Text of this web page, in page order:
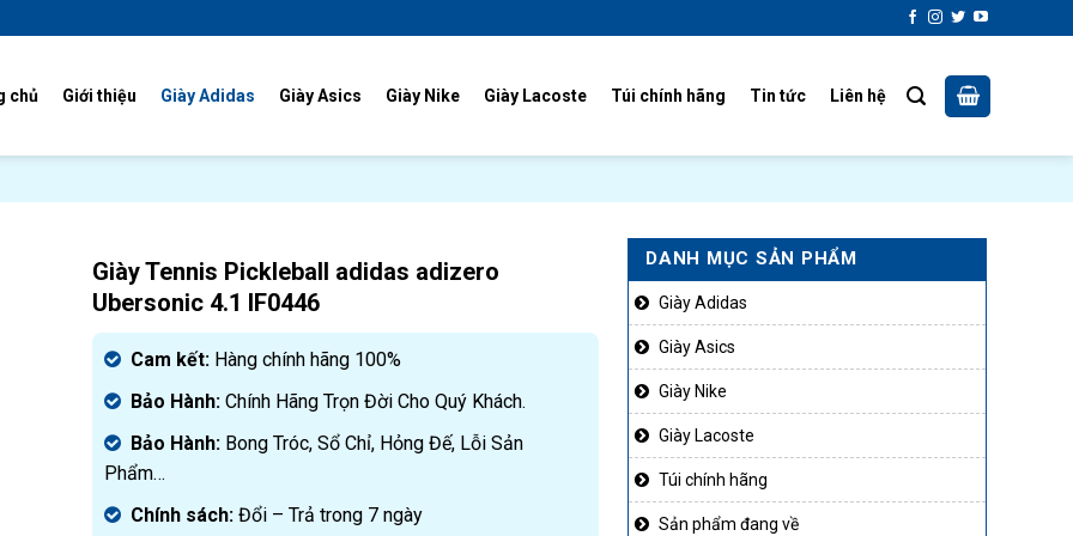
chủ Giới thiệu Giày Adidas Giày Asics Giày Nike Giày Lacoste Túi chính hãng Tin tức Liên hệ
DANH MỤC SẢN PHẨM
Giày Adidas
Giày Asics
Giày Nike
Giày Lacoste
Túi chính hãng
Sản phẩm đang về
Giày Tennis Pickleball adidas adizero
Ubersonic 4.1 IF0446
Cam kết: Hàng chính hãng 100%
Bảo Hành: Chính Hãng Trọn Đời Cho Quý Khách.
Bảo Hành: Bong Tróc, Sổ Chỉ, Hỏng Đế, Lỗi Sản
Phẩm…
Chính sách: Đổi – Trả trong 7 ngày